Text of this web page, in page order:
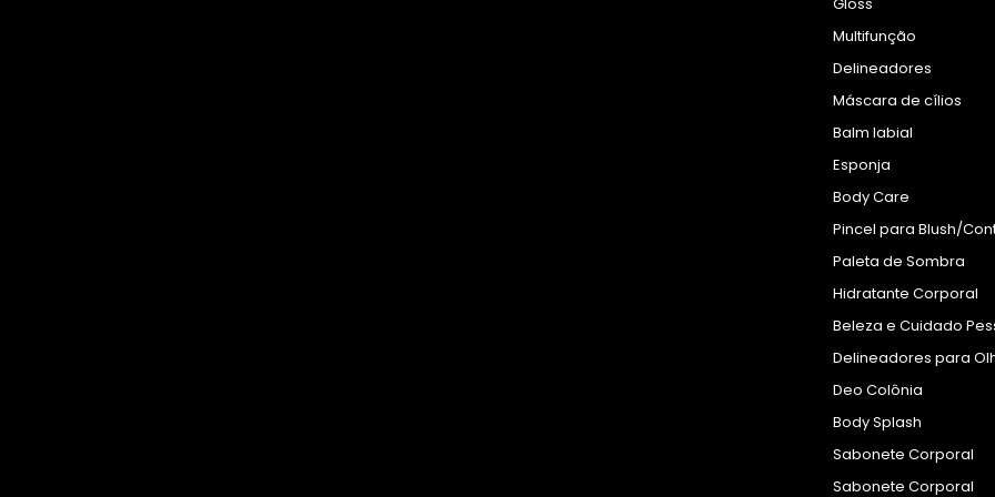
Multifunção
Delineadores
Máscara de cílios
Balm labial
Esponja
Body Care
Pincel para Blush/
Paleta de Sombra
Hidratante Corporal
Beleza e Cuidado
Delineadores para
Deo Colônia
Body Splash
Sabonete Corporal
Sabonete Corporal